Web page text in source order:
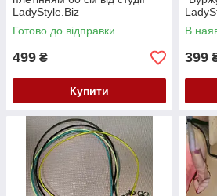
LadyStyle.Biz
Готово до відправки
499 ₴
Купити
В
399